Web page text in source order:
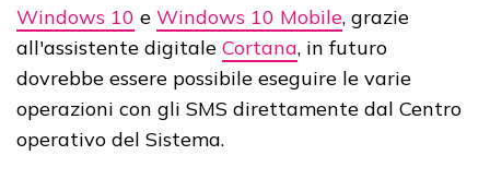
Windows 10 e Windows 10 Mobile, grazie
all'assistente digitale Cortana, in futuro
dovrebbe essere possibile eseguire le varie
operazioni con gli SMS direttamente dal Centro
operativo del Sistema.